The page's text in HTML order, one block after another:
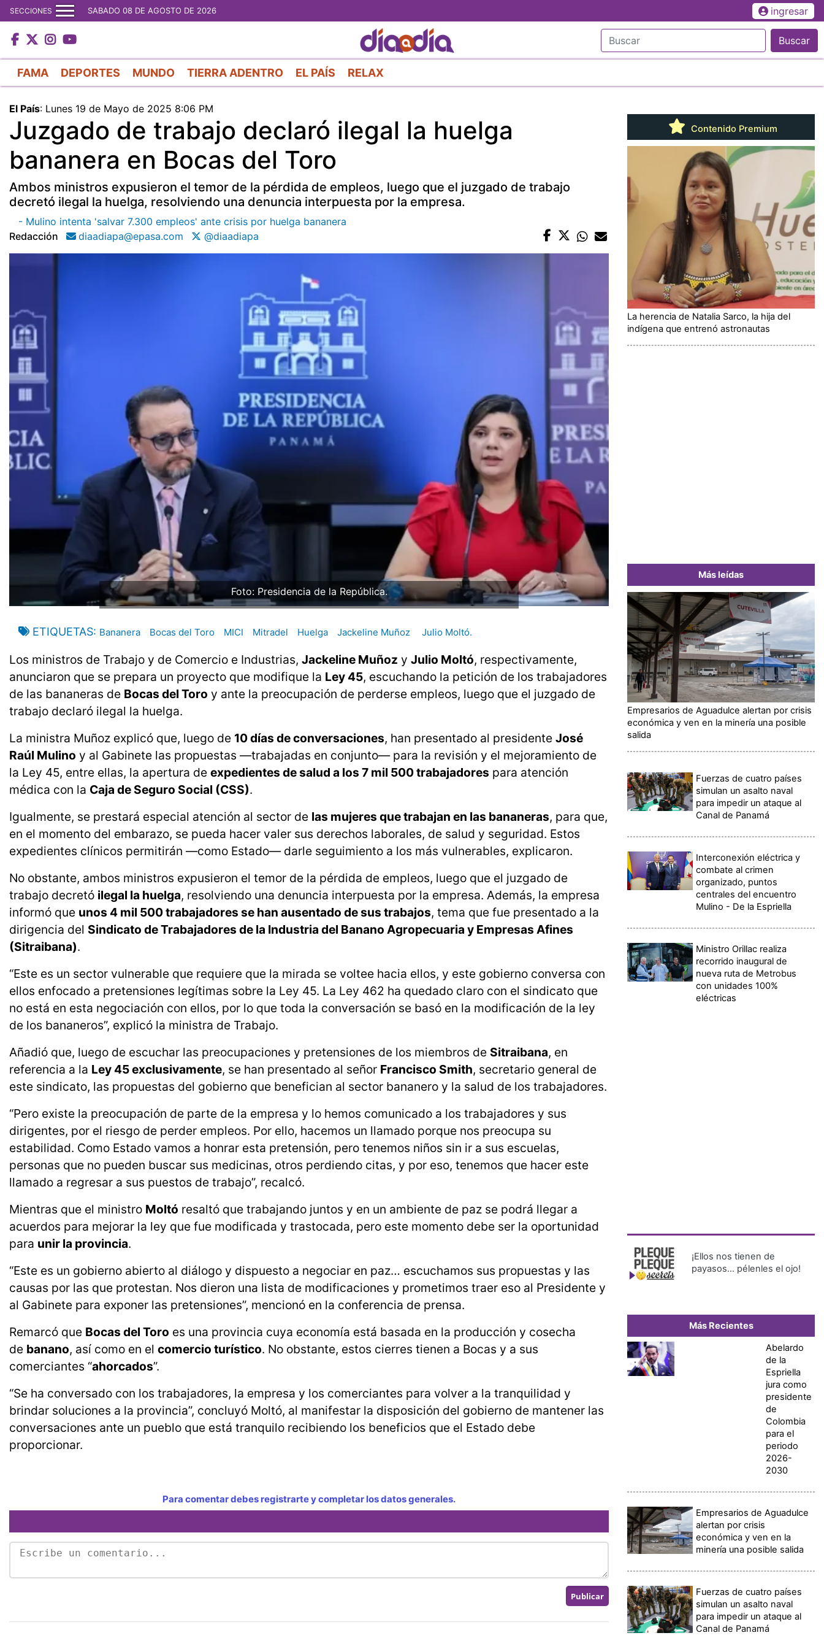
al
contenido
principal
SECCIONES SABADO 08 DE AGOSTO DE 2026 ingresar
Buscar
FAMA DEPORTES MUNDO TIERRA ADENTRO EL PAÍS RELAX
El País: Lunes 19 de Mayo de 2025 8:06 PM
Juzgado de trabajo declaró ilegal la huelga
bananera en Bocas del Toro
Ambos ministros expusieron el temor de la pérdida de empleos, luego que el juzgado de trabajo
decretó ilegal la huelga, resolviendo una denuncia interpuesta por la empresa.
- Mulino intenta 'salvar 7.300 empleos' ante crisis por huelga bananera
Redacción
diaadiapa@epasa.com @diaadiapa
Foto: Presidencia de la República.
ETIQUETAS Bananera Bocas del Toro MICI Mitradel Huelga Jackeline Muñoz Julio Moltó.
Los ministros de Trabajo y de Comercio e Industrias, Jackeline Muñoz y Julio Moltó, respectivamente,
anunciaron que se prepara un proyecto que modifique la Ley 45, escuchando la petición de los trabajadores
de las bananeras de Bocas del Toro y ante la preocupación de perderse empleos, luego que el juzgado de
trabajo declaró ilegal la huelga.
La ministra Muñoz explicó que, luego de 10 días de conversaciones, han presentado al presidente José
Raúl Mulino y al Gabinete las propuestas —trabajadas en conjunto— para la revisión y el mejoramiento de
la Ley 45, entre ellas, la apertura de expedientes de salud a los 7 mil 500 trabajadores para atención
médica con la Caja de Seguro Social (CSS).
Igualmente, se prestará especial atención al sector de las mujeres que trabajan en las bananeras, para que,
en el momento del embarazo, se pueda hacer valer sus derechos laborales, de salud y seguridad. Estos
expedientes clínicos permitirán —como Estado— darle seguimiento a los más vulnerables, explicaron.
No obstante, ambos ministros expusieron el temor de la pérdida de empleos, luego que el juzgado de
trabajo decretó ilegal la huelga, resolviendo una denuncia interpuesta por la empresa. Además, la empresa
informó que unos 4 mil 500 trabajadores se han ausentado de sus trabajos, tema que fue presentado a la
dirigencia del Sindicato de Trabajadores de la Industria del Banano Agropecuaria y Empresas Afines
(Sitraibana).
“Este es un sector vulnerable que requiere que la mirada se voltee hacia ellos, y este gobierno conversa con
ellos enfocado a pretensiones legítimas sobre la Ley 45. La Ley 462 ha quedado claro con el sindicato que
no está en esta negociación con ellos, por lo que toda la conversación se basó en la modificación de la ley
de los bananeros”, explicó la ministra de Trabajo.
Añadió que, luego de escuchar las preocupaciones y pretensiones de los miembros de Sitraibana, en
referencia a la Ley 45 exclusivamente, se han presentado al señor Francisco Smith, secretario general de
este sindicato, las propuestas del gobierno que benefician al sector bananero y la salud de los trabajadores.
“Pero existe la preocupación de parte de la empresa y lo hemos comunicado a los trabajadores y sus
dirigentes, por el riesgo de perder empleos. Por ello, hacemos un llamado porque nos preocupa su
estabilidad. Como Estado vamos a honrar esta pretensión, pero tenemos niños sin ir a sus escuelas,
personas que no pueden buscar sus medicinas, otros perdiendo citas, y por eso, tenemos que hacer este
llamado a regresar a sus puestos de trabajo”, recalcó.
Mientras que el ministro Moltó resaltó que trabajando juntos y en un ambiente de paz se podrá llegar a
acuerdos para mejorar la ley que fue modificada y trastocada, pero este momento debe ser la oportunidad
para unir la provincia.
“Este es un gobierno abierto al diálogo y dispuesto a negociar en paz… escuchamos sus propuestas y las
causas por las que protestan. Nos dieron una lista de modificaciones y prometimos traer eso al Presidente y
al Gabinete para exponer las pretensiones”, mencionó en la conferencia de prensa.
Remarcó que Bocas del Toro es una provincia cuya economía está basada en la producción y cosecha
de banano, así como en el comercio turístico. No obstante, estos cierres tienen a Bocas y a sus
comerciantes “ahorcados”.
“Se ha conversado con los trabajadores, la empresa y los comerciantes para volver a la tranquilidad y
brindar soluciones a la provincia”, concluyó Moltó, al manifestar la disposición del gobierno de mantener las
conversaciones ante un pueblo que está tranquilo recibiendo los beneficios que el Estado debe
proporcionar.
Para comentar debes registrarte y completar los datos generales.
Contenido Premium
La herencia de Natalia Sarco, la hija del
indígena que entrenó astronautas
Más leídas
Empresarios de Aguadulce alertan por crisis
económica y ven en la minería una posible
salida
Fuerzas de cuatro países
simulan un asalto naval
para impedir un ataque al
Canal de Panamá
Interconexión eléctrica y
combate al crimen
organizado, puntos
centrales del encuentro
Mulino - De la Espriella
Ministro Orillac realiza
recorrido inaugural de
nueva ruta de Metrobus
con unidades 100%
eléctricas
¡Ellos nos tienen de
payasos… pélenles el ojo!
Más Recientes
Abelardo
de la
Espriella
jura como
presidente
de
Colombia
para el
periodo
2026-
2030
Empresarios de Aguadulce
alertan por crisis
económica y ven en la
minería una posible salida
Fuerzas de cuatro países
simulan un asalto naval
para impedir un ataque al
Canal de Panamá